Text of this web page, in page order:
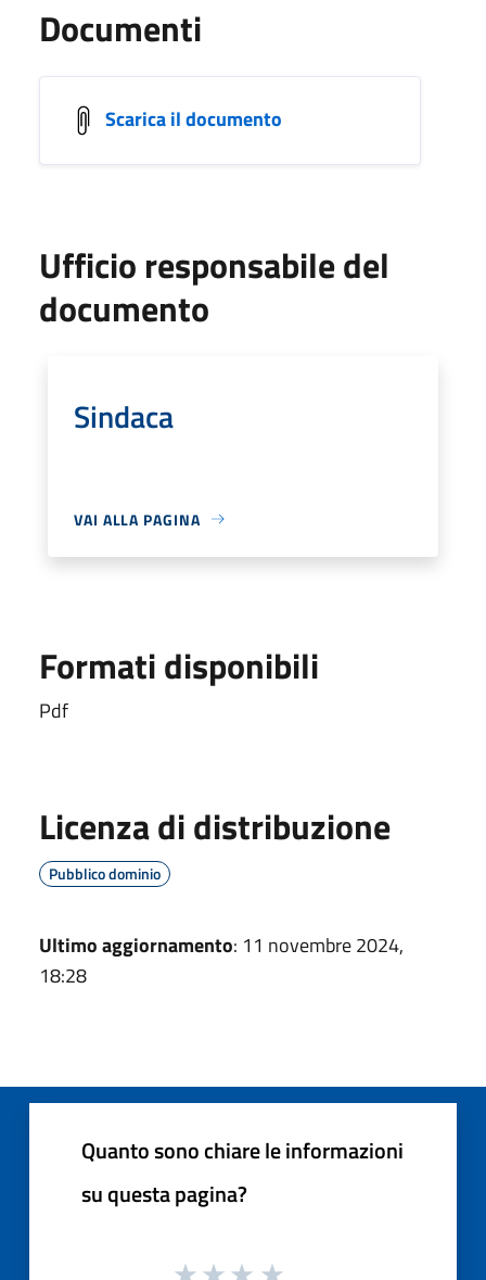
Documenti
Scarica il documento
Ufficio responsabile del
documento
Sindaca
VAI ALLA PAGINA
Formati disponibili
Pdf
Licenza di distribuzione
Pubblico dominio
Ultimo aggiornamento: 11 novembre 2024,
18:28
Quanto sono chiare le informazioni
su questa pagina?